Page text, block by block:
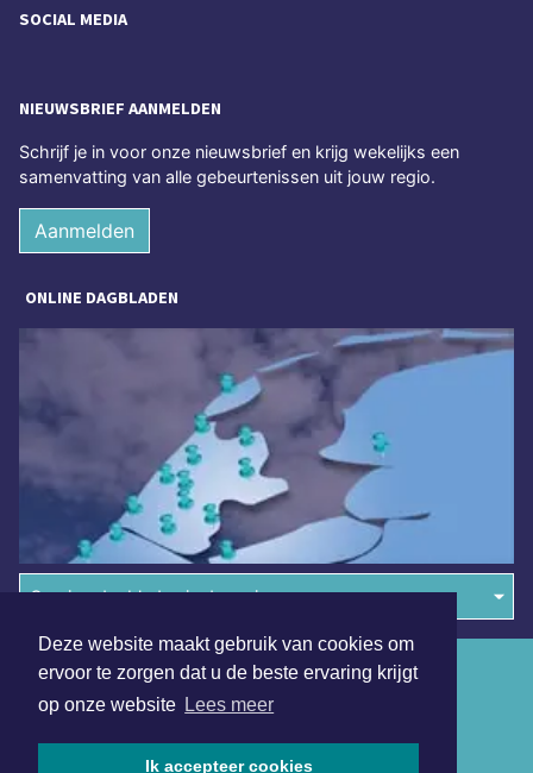
Deze website maakt gebruik van cookies om
ervoor te zorgen dat u de beste ervaring krijgt
op onze website Lees meer
Ik accepteer cookies
SOCIAL MEDIA
NIEUWSBRIEF AANMELDEN
Schrijf je in voor onze nieuwsbrief en krijg wekelijks een
samenvatting van alle gebeurtenissen uit jouw regio.
Aanmelden
ONLINE DAGBLADEN
Overige dagbladen in de regio
Algemene voorwaarden
Disclaimer